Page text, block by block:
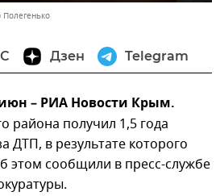
Дзен Telegram
– РИА Новости Крым.
района получил 1,5 года
ДТП, в результате которого
этом сообщили в пресс-службе